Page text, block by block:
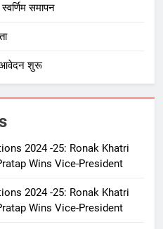
समापन
आवेदन शुरू
2024 -25: Ronak Khatri
Wins Vice-President
2024 -25: Ronak Khatri
Wins Vice-President